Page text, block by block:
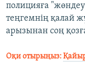
полицияға
теңгемнің қалай
арызынан соң
Оқи отырыңыз: